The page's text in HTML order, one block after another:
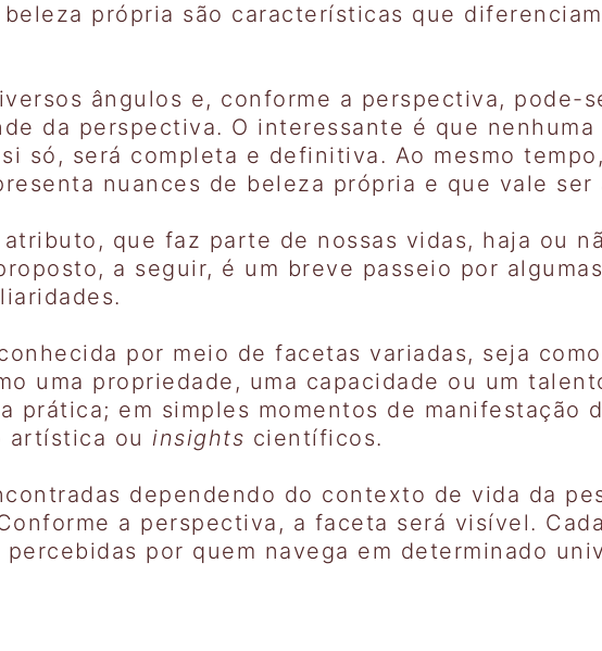
própria são características que
ângulos e, conforme a perspectiva, pode-
da perspectiva. O interessante é que nenhuma
só, será completa e definitiva. Ao mesmo
nuances de beleza própria e que vale ser
que faz parte de nossas vidas, haja ou
a seguir, é um breve passeio por
por meio de facetas variadas, seja
uma propriedade, uma capacidade ou um
prática; em simples momentos de manifestação
artística ou insights científicos.
dependendo do contexto de vida da
a perspectiva, a faceta será visível.
por quem navega em determinado